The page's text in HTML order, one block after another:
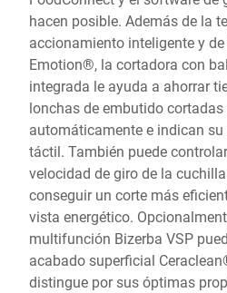
hacen posible. Además de la
accionamiento inteligente y
Emotion®, la cortadora con
integrada le ayuda a ahorrar
lonchas de embutido cortadas
automáticamente e indican
táctil. También puede
velocidad de giro de la
conseguir un corte más
vista energético.
multifunción Bizerba VSP
acabado superficial
distingue por sus óptimas